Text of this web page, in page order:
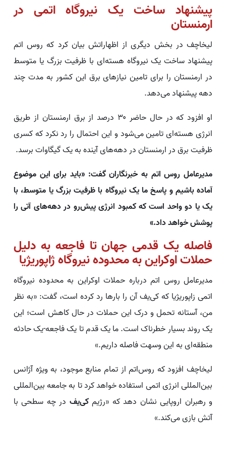
پیشنهاد ساخت یک نیروگاه اتمی در
ارمنستان
لیخاچف در بخش دیگری از اظهاراتش بیان کرد که روس اتم
پیشنهاد ساخت یک نیروگاه هسته‌ای با ظرفیت بزرگ یا متوسط
در ارمنستان را برای تامین نیازهای برق این کشور به مدت چند
دهه‌ پیشنهاد می‌دهد.
او افزود که در حال حاضر ۳۰ درصد از برق ارمنستان از طریق
انرژی هسته‌ای تامین می‌شود و این احتمال را رد نکرد که کسری
ظرفیت برق در ارمنستان در دهه‌های آینده به یک گیگاوات برسد.
مدیرعامل روس اتم به خبرنگاران گفت: «باید برای این موضوع
آماده باشیم و پاسخ ما یک نیروگاه با ظرفیت بزرگ یا متوسط، با
یک یا دو واحد است که کمبود انرژی پیش‌رو در دهه‌های آتی را
پوشش خواهد داد.»
فاصله یک قدمی جهان تا فاجعه به دلیل
حملات اوکراین به محدوده نیروگاه ژاپوریژیا
مدیرعامل روس اتم درباره حملات اوکراین به محدوده نیروگاه
اتمی زاپوریژیا که کی‌یف آن را بارها رد کرده است، گفت: «به نظر
من، آستانه تحمل و درک این حملات در حال کاهش است؛ این
یک روند بسیار خطرناک است. ما یک قدم تا یک فاجعه-یک حادثه
منطقه‌ای به این وسهت فاصله داریم.»
لیخاچف افزود که روس‌اتم از تمام منابع موجود، به ویژه آژانس
بین‌المللی انرژی اتمی استفاده خواهد کرد تا به جامعه بین‌المللی
و رهبران اروپایی نشان دهد که «رژیمکی‌یف در چه سطحی با
آتش بازی می‌کند.»